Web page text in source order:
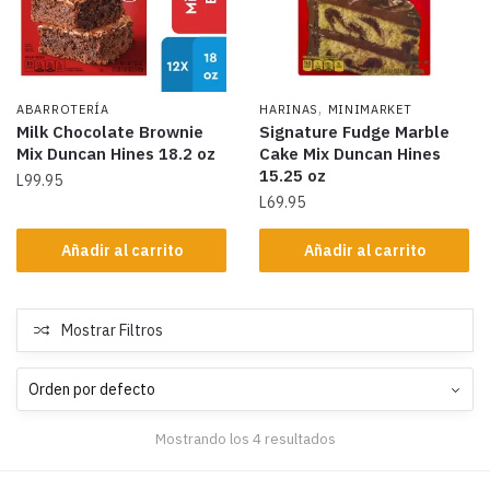
ABARROTERÍA
Milk Chocolate Brownie
Mix Duncan Hines 18.2 oz
L99.95
Añadir al carrito
HARINAS , MINIMARKET
Signature Fudge Marble
Cake Mix Duncan Hines
15.25 oz
L69.95
Añadir al carrito
Mostrar Filtros
Mostrando los 4 resultados